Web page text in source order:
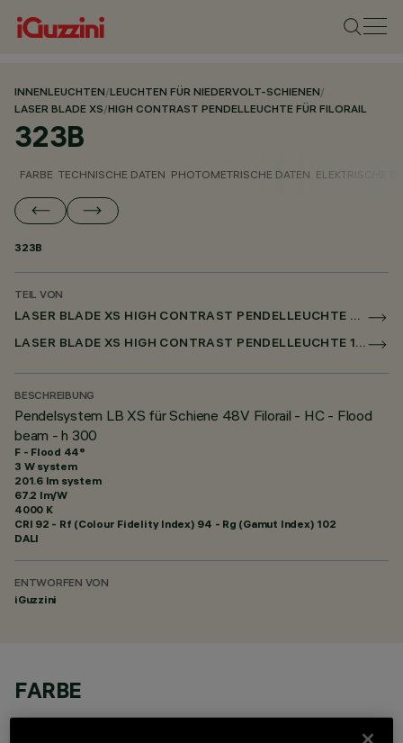
INNENLEUCHTEN/LEUCHTEN FÜR NIEDERVOLT-SCHIENEN/
LASER BLADE XS/HIGH CONTRAST PENDELLEUCHTE FÜR FILORAIL
323B
FARBE TECHNISCHE DATEN PHOTOMETRISCHE DATEN ELEKTRISCHE
323B
TEIL VON
LASER BLADE XS HIGH CONTRAST PENDELLEUCHTE FÜR FILORAIL
LASER BLADE XS HIGH CONTRAST PENDELLEUCHTE 1X/4X/9X FOR FILORAIL DALI POWERLINE
BESCHREIBUNG
Pendelsystem LB XS für Schiene 48V Filorail - HC - Flood
beam - h 300
F - Flood 44°
3 W system
201.6 lm system
67.2 lm/W
4000 K
CRI 92 - Rf (Colour Fidelity Index) 94 - Rg (Gamut Index) 102
DALI
ENTWORFEN VON
iGuzzini
FARBE